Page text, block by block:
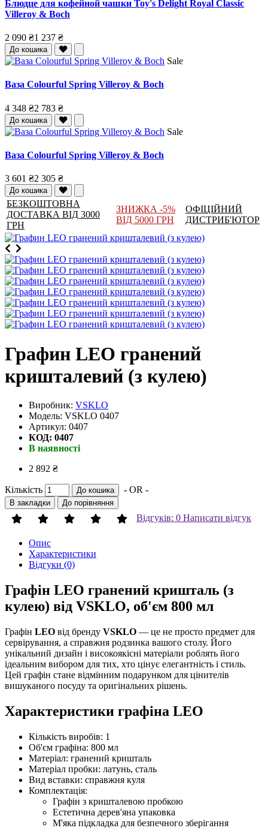
Блюдце для кофейной чашки Toy's Delight Royal Classic
Villeroy & Boch
2 090 ₴1 237 ₴
До кошика
Sale
Ваза Colourful Spring Villeroy & Boch
4 348 ₴2 783 ₴
До кошика
Sale
Ваза Colourful Spring Villeroy & Boch
3 601 ₴2 305 ₴
До кошика
БЕЗКОШТОВНА
ДОСТАВКА ВІД 3000
ГРН
ЗНИЖКА -5%
ВІД 5000 ГРН
ОФІЦІЙНИЙ
ДИСТРИБ'ЮТОР
Графин LEO гранений
кришталевий (з кулею)
Виробник: VSKLO
Модель: VSKLO 0407
Артикул: 0407
КОД: 0407
В наявності
2 892 ₴
Кількість До кошика - OR -
В закладки До порівняння
Відгуків: 0 Написати відгук
Опис
Характеристики
Відгуки (0)
Графін LEO гранений кришталь (з
кулею) від VSKLO, об'єм 800 мл
Графін LEO від бренду VSKLO — це не просто предмет для
сервірування, а справжня родзинка вашого столу. Його
унікальний дизайн і високоякісні матеріали роблять його
ідеальним вибором для тих, хто цінує елегантність і стиль.
Цей графін стане відмінним подарунком для цінителів
вишуканого посуду та оригінальних рішень.
Характеристики графіна LEO
Кількість виробів: 1
Об'єм графіна: 800 мл
Матеріал: гранений кришталь
Матеріал пробки: латунь, сталь
Вид вставки: справжня куля
Комплектація:
Графін з кришталевою пробкою
Естетична дерев'яна упаковка
М'яка підкладка для безпечного зберігання